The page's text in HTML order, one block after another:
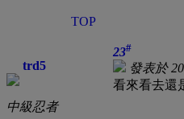
TOP
trd5
中級忍者
23#
發表於
看來看去還